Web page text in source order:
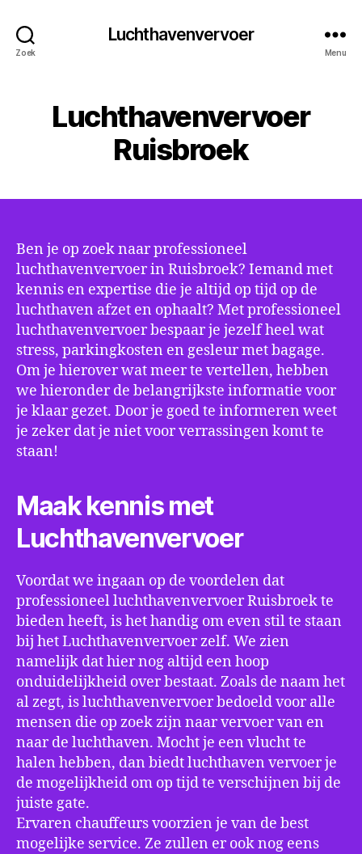
Zoek
Luchthavenvervoer
Menu
Luchthavenvervoer
Ruisbroek
Ben je op zoek naar professioneel
luchthavenvervoer in Ruisbroek? Iemand met
kennis en expertise die je altijd op tijd op de
luchthaven afzet en ophaalt? Met professioneel
luchthavenvervoer bespaar je jezelf heel wat
stress, parkingkosten en gesleur met bagage.
Om je hierover wat meer te vertellen, hebben
we hieronder de belangrijkste informatie voor
je klaar gezet. Door je goed te informeren weet
je zeker dat je niet voor verrassingen komt te
staan!
Maak kennis met
Luchthavenvervoer
Voordat we ingaan op de voordelen dat
professioneel luchthavenvervoer Ruisbroek te
bieden heeft, is het handig om even stil te staan
bij het Luchthavenvervoer zelf. We zien
namelijk dat hier nog altijd een hoop
onduidelijkheid over bestaat. Zoals de naam het
al zegt, is luchthavenvervoer bedoeld voor alle
mensen die op zoek zijn naar vervoer van en
naar de luchthaven. Mocht je een vlucht te
halen hebben, dan biedt luchthaven vervoer je
de mogelijkheid om op tijd te verschijnen bij de
juiste gate.
Ervaren chauffeurs voorzien je van de best
mogelijke service. Ze zullen er ook nog eens